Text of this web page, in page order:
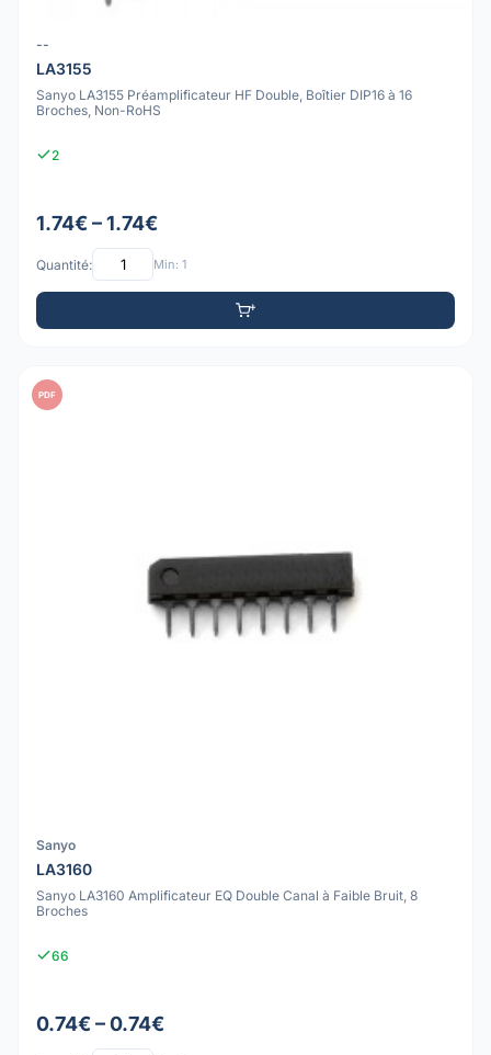
--
LA3155
Sanyo LA3155 Préamplificateur HF Double, Boîtier DIP16 à 16
Broches, Non-RoHS
2
1.74€ – 1.74€
Quantité: Min: 1
PDF
Sanyo
LA3160
Sanyo LA3160 Amplificateur EQ Double Canal à Faible Bruit, 8
Broches
66
0.74€ – 0.74€